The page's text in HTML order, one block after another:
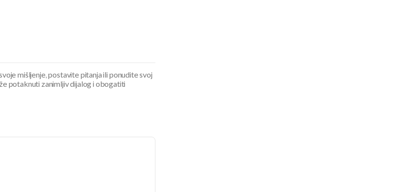
mišljenje, postavite pitanja ili ponudite svoj
potaknuti zanimljiv dijalog i obogatiti